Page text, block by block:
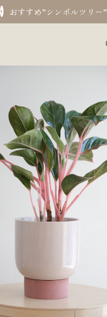
おすすめ”シンボルツリー”